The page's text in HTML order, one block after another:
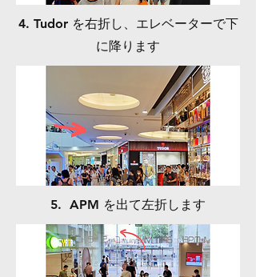
4. ​Tudor を右折し、エレベーターで下
に降ります
5. ​ APM を出て左折します